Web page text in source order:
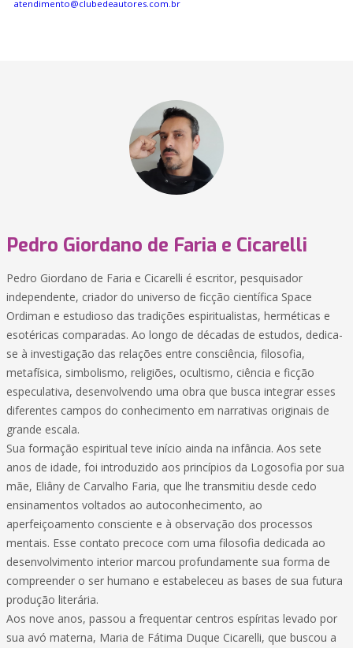
atendimento@clubedeautores.com.br
Pedro Giordano de Faria e Cicarelli
Pedro Giordano de Faria e Cicarelli é escritor, pesquisador
independente, criador do universo de ficção científica Space
Ordiman e estudioso das tradições espiritualistas, herméticas e
esotéricas comparadas. Ao longo de décadas de estudos, dedica-
se à investigação das relações entre consciência, filosofia,
metafísica, simbolismo, religiões, ocultismo, ciência e ficção
especulativa, desenvolvendo uma obra que busca integrar esses
diferentes campos do conhecimento em narrativas originais de
grande escala.
Sua formação espiritual teve início ainda na infância. Aos sete
anos de idade, foi introduzido aos princípios da Logosofia por sua
mãe, Eliâny de Carvalho Faria, que lhe transmitiu desde cedo
ensinamentos voltados ao autoconhecimento, ao
aperfeiçoamento consciente e à observação dos processos
mentais. Esse contato precoce com uma filosofia dedicada ao
desenvolvimento interior marcou profundamente sua forma de
compreender o ser humano e estabeleceu as bases de sua futura
produção literária.
Aos nove anos, passou a frequentar centros espíritas levado por
sua avó materna, Maria de Fátima Duque Cicarelli, que buscou a